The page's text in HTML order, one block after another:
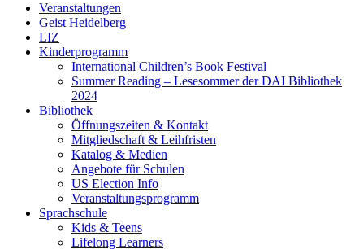
Veranstaltungen
Geist Heidelberg
LIZ
Kinderprogramm
International Children’s Book Festival
Summer Reading – Lesesommer der DAI Bibliothek
2024
Bibliothek
Öffnungszeiten & Kontakt
Mitgliedschaft & Leihfristen
Katalog & Medien
Angebote für Schulen
US Election Info
Veranstaltungsprogramm
Sprachschule
Kids & Teens
Lifelong Learners